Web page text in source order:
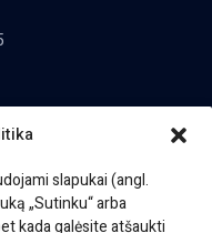
slapukai (angl.
„Sutinku“ arba
kada galėsite atšaukti